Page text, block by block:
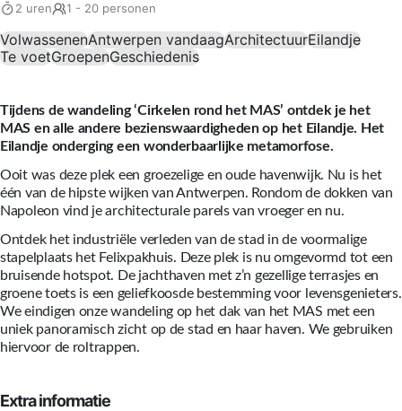
2 uren 1 - 20 personen
VolwassenenAntwerpen vandaagArchitectuurEilandje
Te voetGroepenGeschiedenis
Tijdens de wandeling ‘Cirkelen rond het MAS’ ontdek je het
MAS en alle andere bezienswaardigheden op het Eilandje. Het
Eilandje onderging een wonderbaarlijke metamorfose.
Ooit was deze plek een groezelige en oude havenwijk. Nu is het
één van de hipste wijken van Antwerpen. Rondom de dokken van
Napoleon vind je architecturale parels van vroeger en nu.
Ontdek het industriële verleden van de stad in de voormalige
stapelplaats het Felixpakhuis. Deze plek is nu omgevormd tot een
bruisende hotspot. De jachthaven met z’n gezellige terrasjes en
groene toets is een geliefkoosde bestemming voor levensgenieters.
We eindigen onze wandeling op het dak van het MAS met een
uniek panoramisch zicht op de stad en haar haven. We gebruiken
hiervoor de roltrappen.
Extra informatie